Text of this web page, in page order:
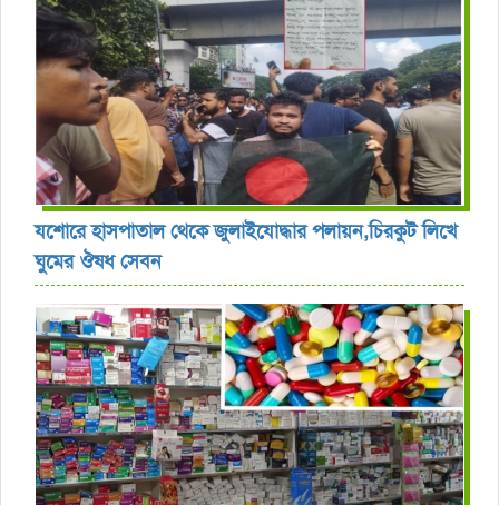
যশোরে হাসপাতাল থেকে জুলাইযোদ্ধার পলায়ন,চিরকুট লিখে
ঘুমের ঔষধ সেবন